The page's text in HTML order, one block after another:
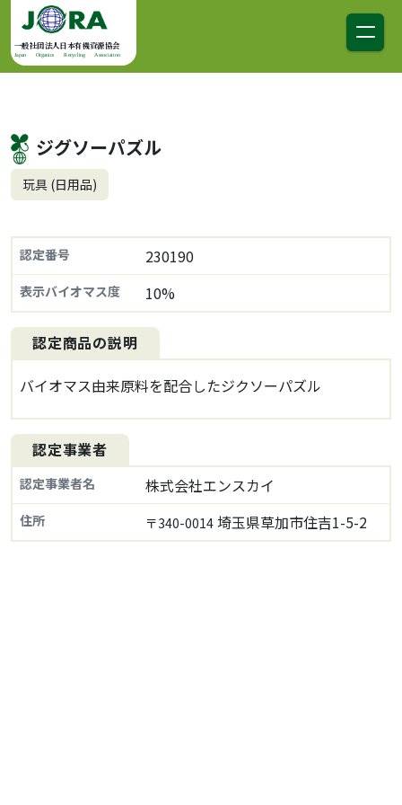
コンテンツへスキップ
メインナビゲーション
一般社団法人日本有機資源協会
Japan Organics Recycling Association
ジグソーパズル
玩具 (日用品)
認定番号 230190
表示バイオマス度 10%
認定商品の説明
バイオマス由来原料を配合したジクソーパズル
認定事業者
認定事業者名 株式会社エンスカイ
住所 〒340-0014 埼玉県草加市住吉1-5-2